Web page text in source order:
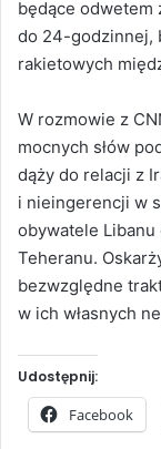
będące odwetem
do 24-godzinnej,
rakietowych
W rozmowie z
mocnych słów
dąży do relacji z
i nieingerencji w
obywatele
Teheranu.
bezwzględne
w ich własnych
Udostępnij:
Facebook